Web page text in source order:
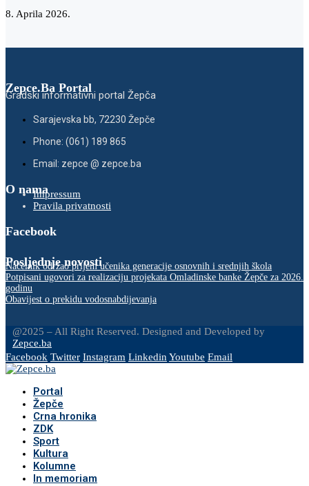
8. Aprila 2026.
Zepce.Ba Portal
Gradski informativni portal Žepča
Sarajevska bb, 72230 Žepče
Phone: (061) 189 865
Email: zepce @ zepce.ba
O namaImpressum
Pravila privatnosti
Facebook
Posljednje novosti
Načelnik održao prijem učenika generacije osnovnih i srednjih škola
Potpisani ugovori za realizaciju projekata Omladinske banke Žepče za 2026.
godinu
Obavijest o prekidu vodosnabdijevanja
@2025 – All Right Reserved. Designed and Developed by
Zepce.ba
Facebook Twitter Instagram LinkedinYoutube Email
Portal
Žepče
Crna hronika
ZDK
Sport
Kultura
Kolumne
In memoriam